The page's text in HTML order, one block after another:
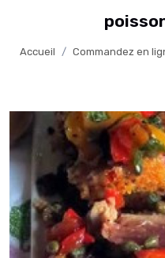
Accueil Commandez en